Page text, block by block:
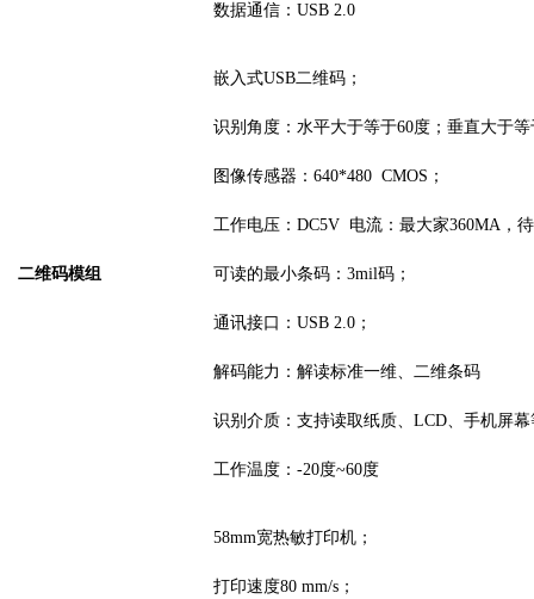
数据通信： USB 2.0
二维码模组
嵌入式USB二维码 ；
识别角度：水平大于等于60度；垂直大于等
图像传感器 ： 640*480 CMOS ；
工作电压： DC5V 电流：最大家360MA，
可读的最小条码： 3mil码 ；
通讯接口： USB 2.0；
解码能力：解读标准一维、二维条码
识别 介质：支持读取纸质、 LCD、手机屏
工作温度： -20度~60度
58mm宽热敏打印机；
打印速度80 mm/s；